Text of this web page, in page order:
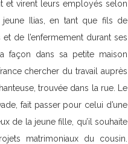
et virent leurs employés selon
Ilias, en tant que fils de
de l’enfermement durant ses
façon dans sa petite maison
chercher du travail auprès
trouvée dans la rue. Le
fait passer pour celui d’une
de la jeune fille, qu’il souhaite
matrimoniaux du cousin.